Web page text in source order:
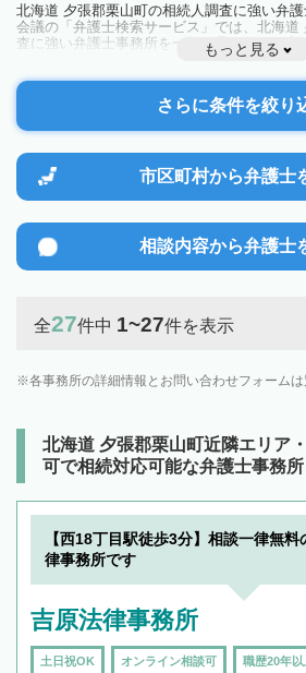
北海道 夕張郡栗山町の相続人調査に強い弁
会議の「弁護士検索サービス」では、北海道
査に強い弁護士事務所を一覧で見ることが出
お悩みを抱えている方は一度近隣の弁護士に
もっと見る
さらに条件を絞り
市区町村から弁護士
相談内容から弁護士
全27件中 1~27件を表示
各事務所の詳細情報とお問い合わせフォーム
北海道 夕張郡栗山町近隣エリア
可で相続対応可能な弁護士事務所
【西18丁目駅徒歩3分】相談一律無
律事務所です
吉原法律事務所
土日祝OK オンライン相談可 職歴20年以